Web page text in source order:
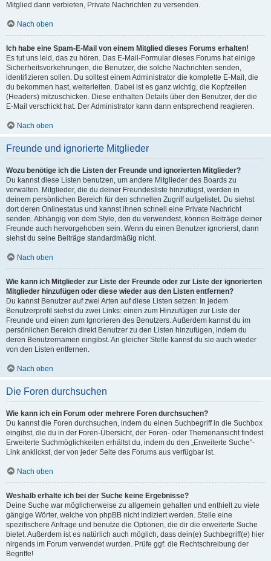
Mitglied dann verbieten, Private Nachrichten zu versenden.
Nach oben
Ich habe eine Spam-E-Mail von einem Mitglied dieses Forums erhalten!
Es tut uns leid, das zu hören. Das E-Mail-Formular dieses Forums hat einige
Sicherheitsvorkehrungen, die Benutzer, die solche Nachrichten senden,
identifizieren sollen. Du solltest einem Administrator die komplette E-Mail, die
du bekommen hast, weiterleiten. Dabei ist es ganz wichtig, die Kopfzeilen
(Headers) mitzuschicken. Diese enthalten Details über den Benutzer, der die
E-Mail verschickt hat. Der Administrator kann dann entsprechend reagieren.
Nach oben
Freunde und ignorierte Mitglieder
Wozu benötige ich die Listen der Freunde und ignorierten Mitglieder?
Du kannst diese Listen benutzen, um andere Mitglieder des Boards zu
verwalten. Mitglieder, die du deiner Freundesliste hinzufügst, werden in
deinem persönlichen Bereich für den schnellen Zugriff aufgelistet. Du siehst
dort deren Onlinestatus und kannst ihnen schnell eine Private Nachricht
senden. Abhängig von dem Style, den du verwendest, können Beiträge deiner
Freunde auch hervorgehoben sein. Wenn du einen Benutzer ignorierst, dann
siehst du seine Beiträge standardmäßig nicht.
Nach oben
Wie kann ich Mitglieder zur Liste der Freunde oder zur Liste der ignorierten
Mitglieder hinzufügen oder diese wieder aus den Listen entfernen?
Du kannst Benutzer auf zwei Arten auf diese Listen setzen: In jedem
Benutzerprofil siehst du zwei Links: einen zum Hinzufügen zur Liste der
Freunde und einen zum Ignorieren des Benutzers. Außerdem kannst du im
persönlichen Bereich direkt Benutzer zu den Listen hinzufügen, indem du
deren Benutzernamen eingibst. An gleicher Stelle kannst du sie auch wieder
von den Listen entfernen.
Nach oben
Die Foren durchsuchen
Wie kann ich ein Forum oder mehrere Foren durchsuchen?
Du kannst die Foren durchsuchen, indem du einen Suchbegriff in die Suchbox
eingibst, die du in der Foren-Übersicht, der Foren- oder Themenansicht findest.
Erweiterte Suchmöglichkeiten erhältst du, indem du den „Erweiterte Suche“-
Link anklickst, der von jeder Seite des Forums aus verfügbar ist.
Nach oben
Weshalb erhalte ich bei der Suche keine Ergebnisse?
Deine Suche war möglicherweise zu allgemein gehalten und enthielt zu viele
gängige Wörter, welche von phpBB nicht indiziert werden. Stelle eine
spezifischere Anfrage und benutze die Optionen, die dir die erweiterte Suche
bietet. Außerdem ist es natürlich auch möglich, dass dein(e) Suchbegriff(e) hier
nirgends im Forum verwendet wurden. Prüfe ggf. die Rechtschreibung der
Begriffe!